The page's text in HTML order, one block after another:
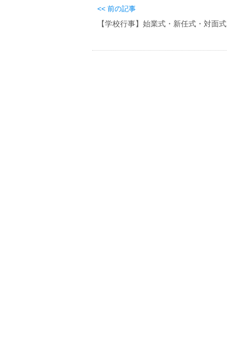
<< 前の記事
【学校行事】始業式・新任式・対面式